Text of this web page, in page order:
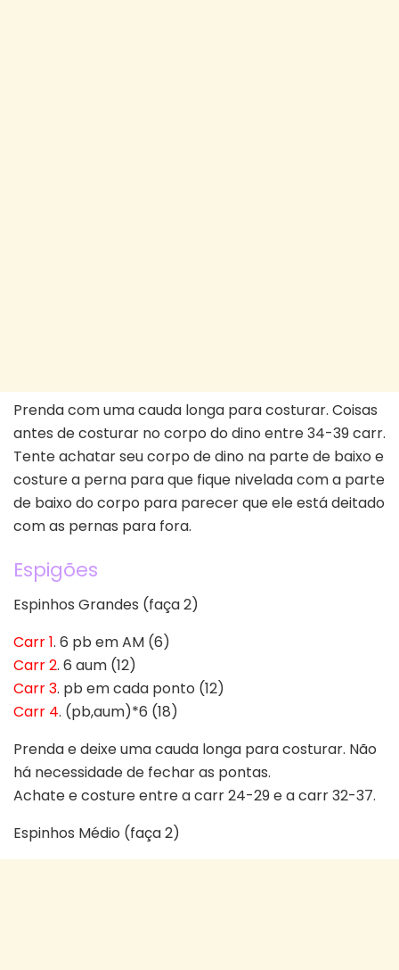
Prenda com uma cauda longa para costurar. Coisas
antes de costurar no corpo do dino entre 34-39 carr.
Tente achatar seu corpo de dino na parte de baixo e
costure a perna para que fique nivelada com a parte
de baixo do corpo para parecer que ele está deitado
com as pernas para fora.
Espigões
Espinhos Grandes (faça 2)
Carr 1. 6 pb em AM (6)
Carr 2. 6 aum (12)
Carr 3. pb em cada ponto (12)
Carr 4. (pb,aum)*6 (18)
Prenda e deixe uma cauda longa para costurar. Não
há necessidade de fechar as pontas.
Achate e costure entre a carr 24-29 e a carr 32-37.
Espinhos Médio (faça 2)